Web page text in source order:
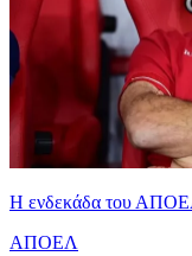
Η ενδεκάδα του
ΑΠΟΕΛ